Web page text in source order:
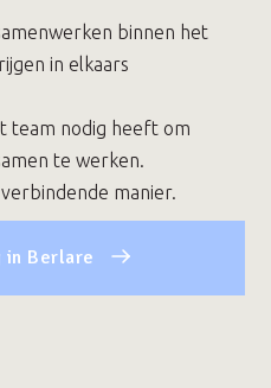
binnen het
in elkaars
team nodig heeft om
te werken.
manier.
in Berlare